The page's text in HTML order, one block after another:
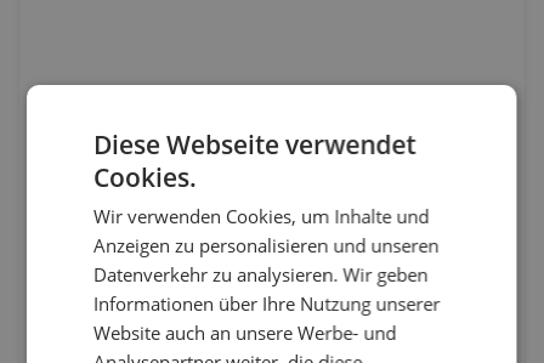
Diese Webseite verwendet
Cookies.
Wir verwenden Cookies, um Inhalte und
Anzeigen zu personalisieren und unseren
Datenverkehr zu analysieren. Wir geben
Informationen über Ihre Nutzung unserer
Website auch an unsere Werbe- und